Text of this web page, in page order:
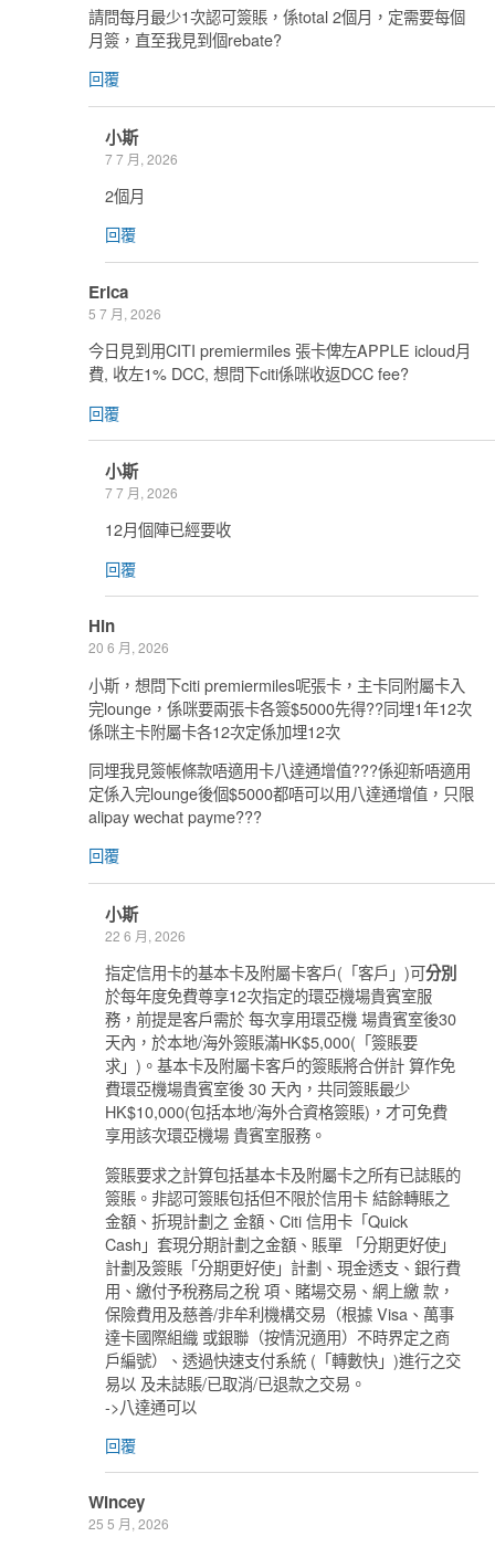
請問每月最少1次認可簽賬，係total 2個月，定需要每個
月簽，直至我見到個rebate?
回覆
小斯
7 7 月, 2026
2個月
回覆
Erica
5 7 月, 2026
今日見到用CITI premiermiles 張卡俾左APPLE icloud月
費, 收左1% DCC, 想問下citi係咪收返DCC fee?
回覆
小斯
7 7 月, 2026
12月個陣已經要收
回覆
Hin
20 6 月, 2026
小斯，想問下citi premiermiles呢張卡，主卡同附屬卡入
完lounge，係咪要兩張卡各簽$5000先得??同埋1年12次
係咪主卡附屬卡各12次定係加埋12次
同埋我見簽帳條款唔適用卡八達通增值???係迎新唔適用
定係入完lounge後個$5000都唔可以用八達通增值，只限
alipay wechat payme???
回覆
小斯
22 6 月, 2026
指定信用卡的基本卡及附屬卡客戶(「客戶」)可分別
於每年度免費尊享12次指定的環亞機場貴賓室服
務，前提是客戶需於 每次享用環亞機 場貴賓室後30
天內，於本地/海外簽賬滿HK$5,000(「簽賬要
求」)。基本卡及附屬卡客戶的簽賬將合併計 算作免
費環亞機場貴賓室後 30 天內，共同簽賬最少
HK$10,000(包括本地/海外合資格簽賬)，才可免費
享用該次環亞機場 貴賓室服務。
簽賬要求之計算包括基本卡及附屬卡之所有已誌賬的
簽賬。非認可簽賬包括但不限於信用卡 結餘轉賬之
金額、折現計劃之 金額、Citi 信用卡「Quick
Cash」套現分期計劃之金額、賬單 「分期更好使」
計劃及簽賬「分期更好使」計劃、現金透支、銀行費
用、繳付予稅務局之稅 項、賭場交易、網上繳 款，
保險費用及慈善/非牟利機構交易（根據 Visa、萬事
達卡國際組織 或銀聯（按情況適用）不時界定之商
戶編號）、透過快速支付系統 (「轉數快」)進行之交
易以 及未誌賬/已取消/已退款之交易。
->八達通可以
回覆
Wincey
25 5 月, 2026